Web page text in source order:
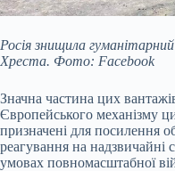
Росія знищила
Хреста. Фото: Facebook
Значна частина цих
Європейського механізму
призначені для посилення
реагування на надзвичайні
умовах повномасштабної